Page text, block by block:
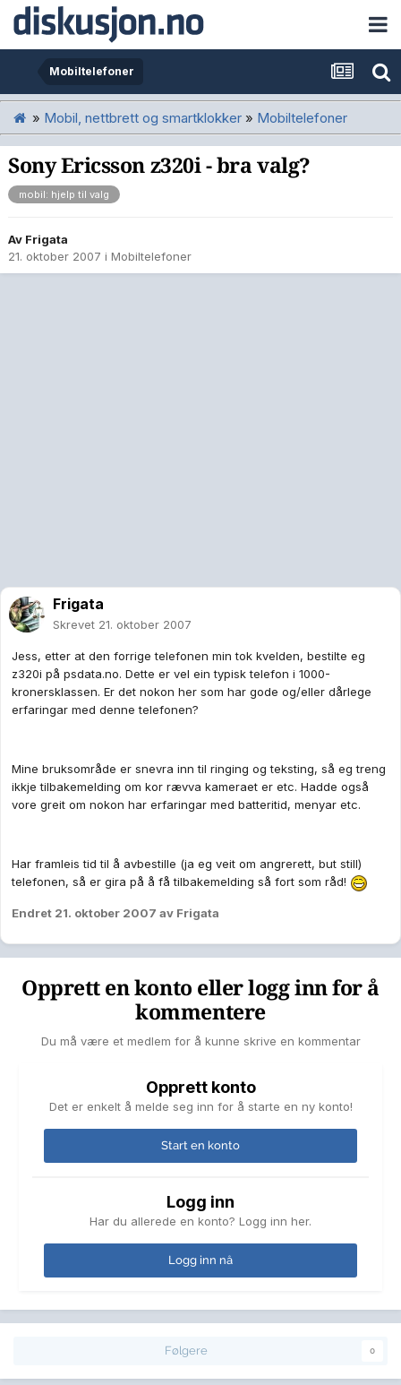
Mobiltelefoner
» Mobil, nettbrett og smartklokker » Mobiltelefoner
Sony Ericsson z320i - bra valg?
mobil: hjelp til valg
Av Frigata
21. oktober 2007 i Mobiltelefoner
Frigata
Skrevet 21. oktober 2007
Jess, etter at den forrige telefonen min tok kvelden, bestilte eg
z320i på psdata.no. Dette er vel ein typisk telefon i 1000-
kronersklassen. Er det nokon her som har gode og/eller dårlege
erfaringar med denne telefonen?
Mine bruksområde er snevra inn til ringing og teksting, så eg treng
ikkje tilbakemelding om kor rævva kameraet er etc. Hadde også
vore greit om nokon har erfaringar med batteritid, menyar etc.
Har framleis tid til å avbestille (ja eg veit om angrerett, but still)
telefonen, så er gira på å få tilbakemelding så fort som råd!
Endret 21. oktober 2007 av Frigata
Opprett en konto eller logg inn for å
kommentere
Du må være et medlem for å kunne skrive en kommentar
Opprett konto
Det er enkelt å melde seg inn for å starte en ny konto!
Start en konto
Logg inn
Har du allerede en konto? Logg inn her.
Logg inn nå
Følgere 0